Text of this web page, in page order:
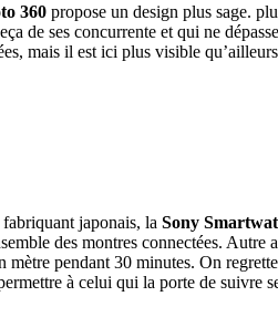
360 propose un design plus sage.
de ses concurrente et qui ne
mais il est ici plus visible
japonais, la Sony
des montres connectées.
mètre pendant 30 minutes. On
à celui qui la porte de suivre